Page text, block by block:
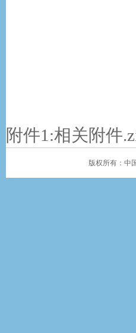
附件1:相关附件
版权所有：中